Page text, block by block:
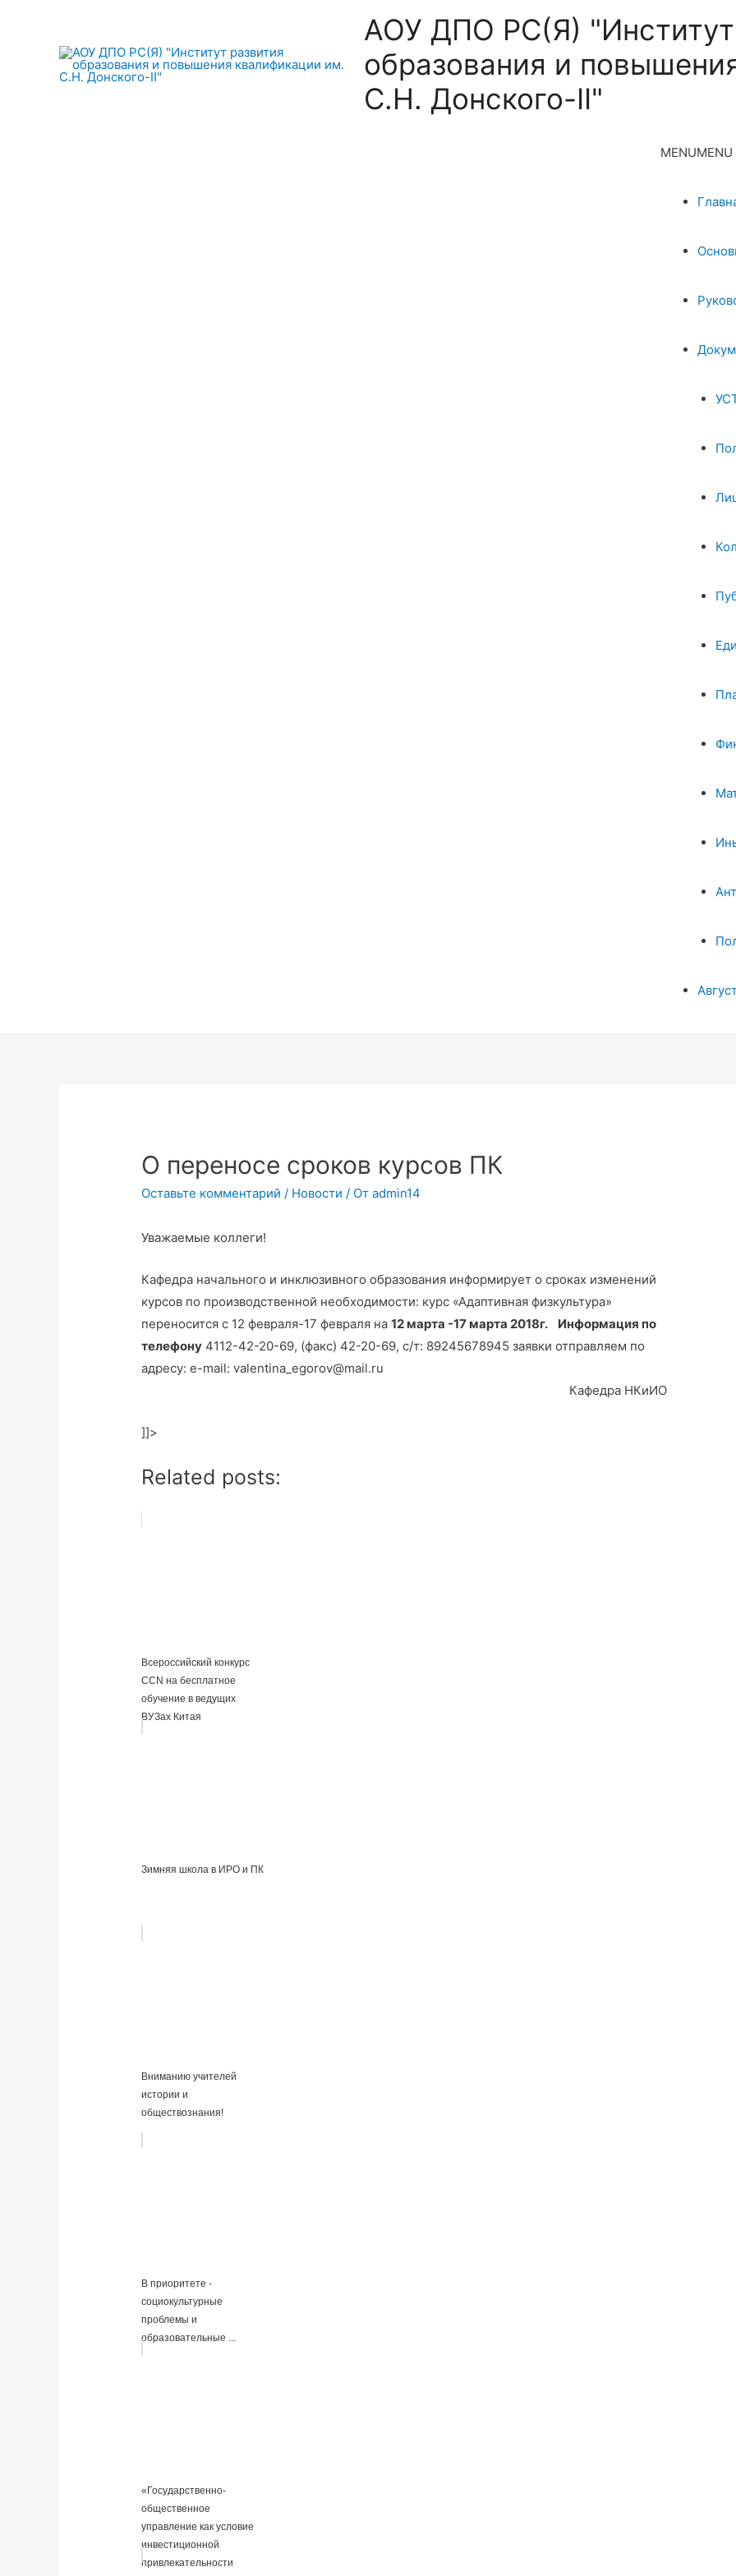
АОУ ДПО РС(Я) "Институт
образования и
С.Н. Донского-II"
MENUMENU
О переносе сроков курсов ПК
Оставьте комментарий / Новости / От admin14
Уважаемые коллеги!
Кафедра начального и инклюзивного образования информирует о сроках изменений
курсов по производственной необходимости: курс «Адаптивная физкультура»
переносится с 12 февраля-17 февраля на12 марта -17 марта 2018г.
Информация по
телефону 4112-42-20-69, (факс) 42-20-69, с/т: 89245678945 заявки отправляем по
адресу: е-mail: valentina_egorov@mail.ru
Кафедра НКиИО
]]>
Related posts:
Всероссийский конкурс
CCN на бесплатное
обучение в ведущих
ВУЗах Китая
Зимняя школа в ИРО и ПК
Вниманию учителей
истории и
обществознания!
В приоритете -
социокультурные
проблемы и
образовательные ...
«Государственно-
общественное
управление как условие
инвестиционной
привлекательности